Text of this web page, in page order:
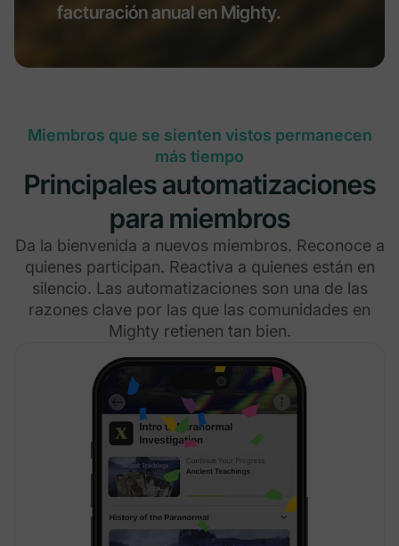
facturación anual en Mighty.
Miembros que se sienten vistos permanecen
más tiempo
Principales automatizaciones
para miembros
Da la bienvenida a nuevos miembros. Reconoce a
quienes participan. Reactiva a quienes están en
silencio. Las automatizaciones son una de las
razones clave por las que las comunidades en
Mighty retienen tan bien.